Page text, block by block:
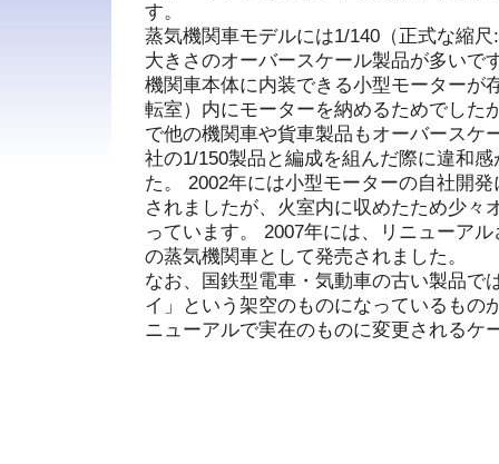
す。
蒸気機関車モデルには1/140（正式な縮
大きさのオーバースケール製品が多いで
機関車本体に内装できる小型モーターが
転室）内にモーターを納めるためでした
で他の機関車や貨車製品もオーバースケ
社の1/150製品と編成を組んだ際に違和
た。 2002年には小型モーターの自社開
されましたが、火室内に収めたため少々
っています。 2007年には、リニューア
の蒸気機関車として発売されました。
なお、国鉄型電車・気動車の古い製品で
イ」という架空のものになっているもの
ニューアルで実在のものに変更されるケ